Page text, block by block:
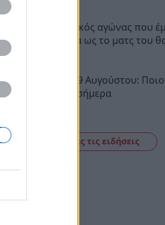
Ποδοσφαιρικός αγώνας που
στην ιστορία ως το ματς του
Εορτολόγιο 9 Αυγούστου:
γιορτάζουν σήμερα
Δείτε όλες τις ειδήσεις